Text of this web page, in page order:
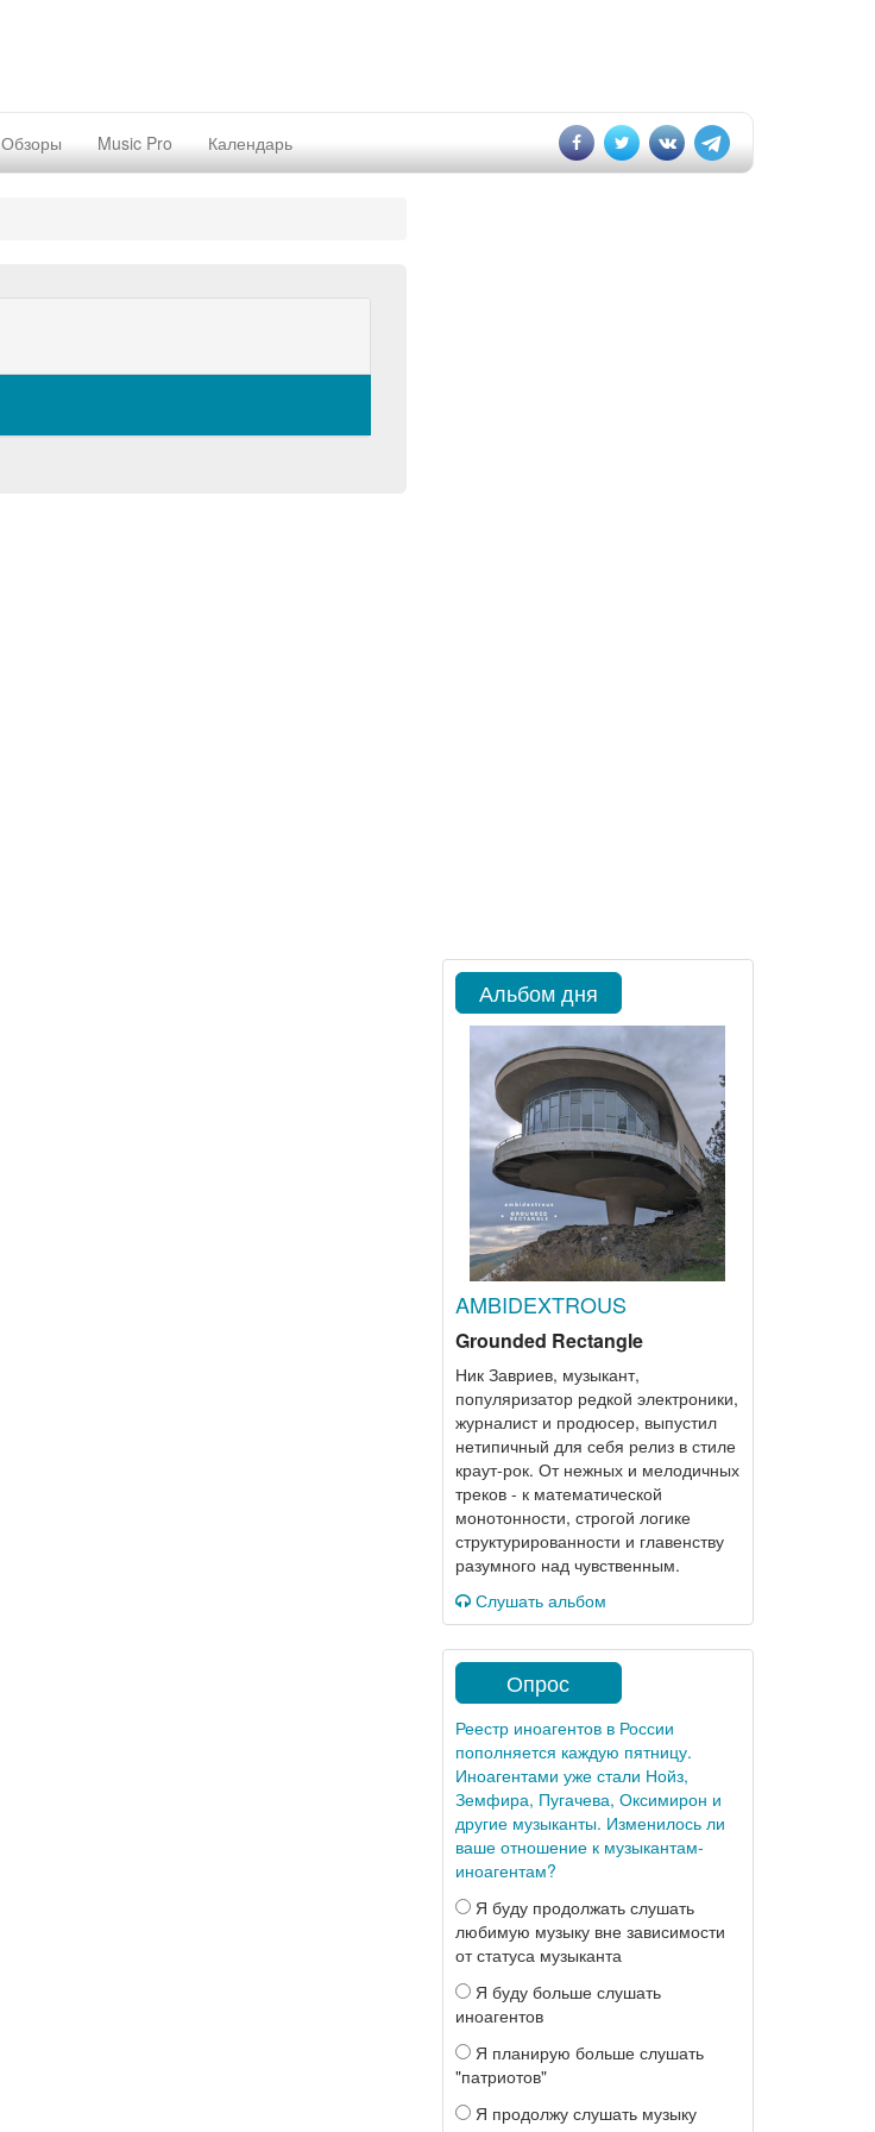
Обзоры Music Pro Календарь
Альбом дня
AMBIDEXTROUS
Grounded Rectangle
Ник Завриев, музыкант,
популяризатор редкой электроники,
журналист и продюсер, выпустил
нетипичный для себя релиз в стиле
краут-рок. От нежных и мелодичных
треков - к математической
монотонности, строгой логике
структурированности и главенству
разумного над чувственным.
Слушать альбом
Опрос
Реестр иноагентов в России
пополняется каждую пятницу.
Иноагентами уже стали Нойз,
Земфира, Пугачева, Оксимирон и
другие музыканты. Изменилось ли
ваше отношение к музыкантам-
иноагентам?
Я буду продолжать слушать
любимую музыку вне зависимости
от статуса музыканта
Я буду больше слушать
иноагентов
Я планирую больше слушать
"патриотов"
Я продолжу слушать музыку